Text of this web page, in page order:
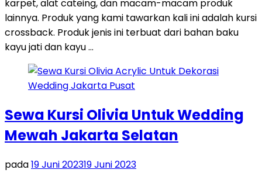
karpet, alat cateing, dan macam-macam produk
lainnya. Produk yang kami tawarkan kali ini adalah kursi
crossback. Produk jenis ini terbuat dari bahan baku
kayu jati dan kayu …
Sewa Kursi Olivia Untuk Wedding
Mewah Jakarta Selatan
pada19 Juni 202319 Juni 2023